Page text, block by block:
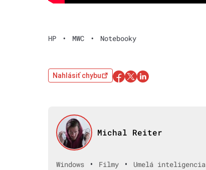
HP • MWC • Notebooky
Nahlásiť chybu
Michal Reiter
Windows • Filmy •
Umelá inteligencia